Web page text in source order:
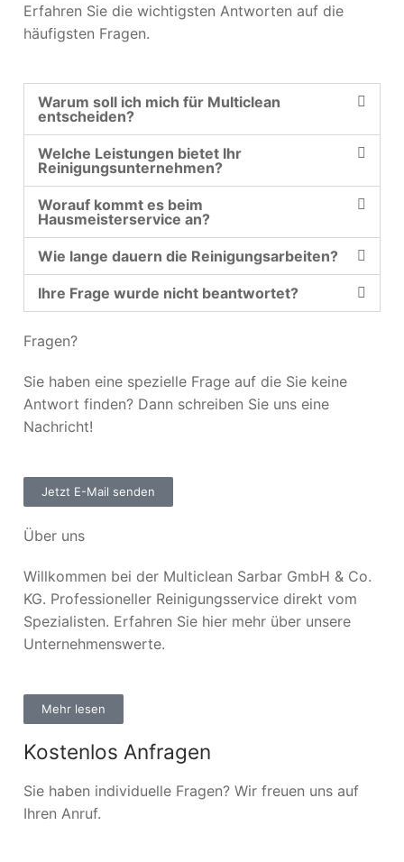
Erfahren Sie die wichtigsten Antworten auf die
häufigsten Fragen.
Warum soll ich mich für Multiclean
entscheiden?
Welche Leistungen bietet Ihr
Reinigungsunternehmen?
Worauf kommt es beim
Hausmeisterservice an?
Wie lange dauern die Reinigungsarbeiten?
Ihre Frage wurde nicht beantwortet?
Fragen?
Sie haben eine spezielle Frage auf die Sie keine
Antwort finden? Dann schreiben Sie uns eine
Nachricht!
Jetzt E-Mail senden
Über uns
Willkommen bei der Multiclean Sarbar GmbH & Co.
KG. Professioneller Reinigungsservice direkt vom
Spezialisten. Erfahren Sie hier mehr über unsere
Unternehmenswerte.
Mehr lesen
Kostenlos Anfragen
Sie haben individuelle Fragen? Wir freuen uns auf
Ihren Anruf.